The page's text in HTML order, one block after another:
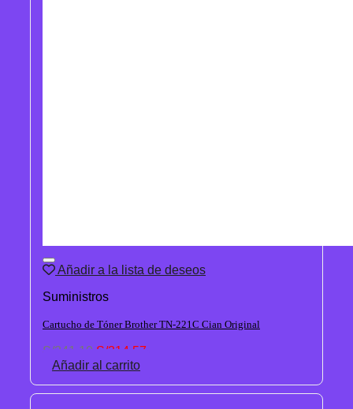
Añadir a la lista de deseos
Suministros
Cartucho de Tóner Brother TN-221C Cian Original
S/341.10 El
precio
era:
S/314.57
es:
Añadir al carrito